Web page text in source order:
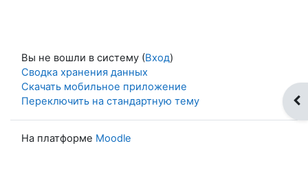
Вы не вошли в систему (Вход)
Сводка хранения данных
Скачать мобильное приложение
Переключить на стандартную тему
На платформе Moodle